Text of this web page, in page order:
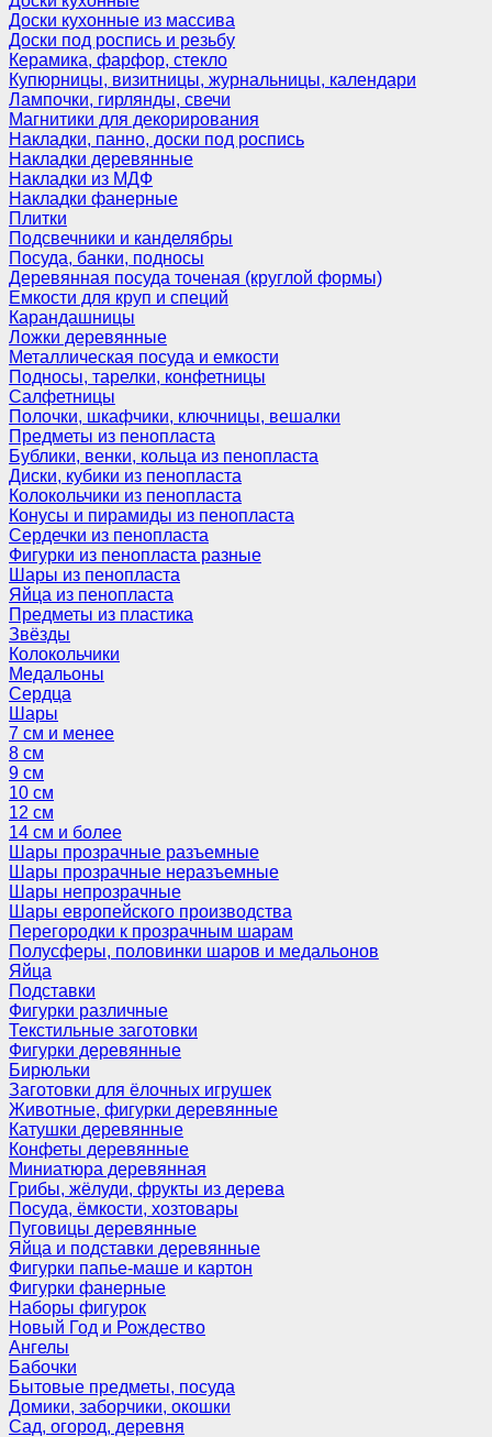
Доски кухонные из массива
Доски под роспись и резьбу
Керамика, фарфор, стекло
Купюрницы, визитницы, журнальницы, календари
Лампочки, гирлянды, свечи
Магнитики для декорирования
Накладки, панно, доски под роспись
Накладки деревянные
Накладки из МДФ
Накладки фанерные
Плитки
Подсвечники и канделябры
Посуда, банки, подносы
Деревянная посуда точеная (круглой формы)
Емкости для круп и специй
Карандашницы
Ложки деревянные
Металлическая посуда и емкости
Подносы, тарелки, конфетницы
Салфетницы
Полочки, шкафчики, ключницы, вешалки
Предметы из пенопласта
Бублики, венки, кольца из пенопласта
Диски, кубики из пенопласта
Колокольчики из пенопласта
Конусы и пирамиды из пенопласта
Сердечки из пенопласта
Фигурки из пенопласта разные
Шары из пенопласта
Яйца из пенопласта
Предметы из пластика
Звёзды
Колокольчики
Медальоны
Сердца
Шары
7 см и менее
8 см
9 см
10 см
12 см
14 см и более
Шары прозрачные разъемные
Шары прозрачные неразъемные
Шары непрозрачные
Шары европейского производства
Перегородки к прозрачным шарам
Полусферы, половинки шаров и медальонов
Яйца
Подставки
Фигурки различные
Текстильные заготовки
Фигурки деревянные
Бирюльки
Заготовки для ёлочных игрушек
Животные, фигурки деревянные
Катушки деревянные
Конфеты деревянные
Миниатюра деревянная
Грибы, жёлуди, фрукты из дерева
Посуда, ёмкости, хозтовары
Пуговицы деревянные
Яйца и подставки деревянные
Фигурки папье-маше и картон
Фигурки фанерные
Наборы фигурок
Новый Год и Рождество
Ангелы
Бабочки
Бытовые предметы, посуда
Домики, заборчики, окошки
Сад, огород, деревня